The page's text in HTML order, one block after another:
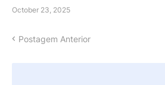
October 23, 2025
Postagem Anterior